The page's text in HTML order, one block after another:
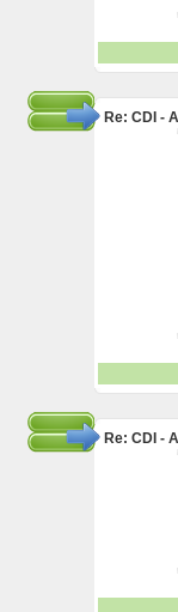
Re: CDI -
Re: CDI -